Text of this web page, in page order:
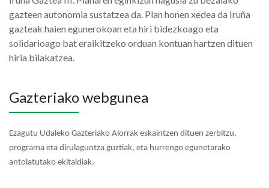
gazteen autonomia sustatzea da. Plan honen xedea da Iruña
gazteak haien egunerokoan eta hiri bidezkoago eta
solidarioago bat eraikitzeko orduan kontuan hartzen dituen
hiria bilakatzea.
Gazteriako webgunea
Ezagutu Udaleko Gazteriako Alorrak eskaintzen dituen zerbitzu,
programa eta dirulaguntza guztiak, eta hurrengo egunetarako
antolatutako ekitaldiak.